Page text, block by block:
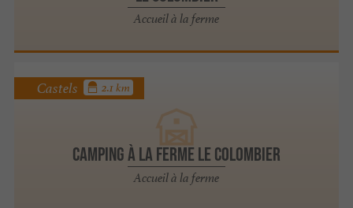
Accueil à la ferme
Camping à la Ferme Le Colombier
Accueil à la ferme
Castels 2.1 km